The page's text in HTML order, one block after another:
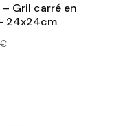
– Gril carré en
24x24cm
€